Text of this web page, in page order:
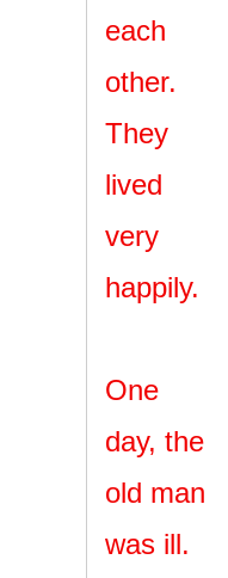
each
other.
They
lived
very
happily.
One
day, the
old man
was ill.